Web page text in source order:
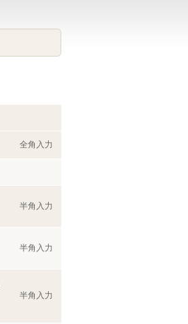
全角入力
半角入力
半角入力
半角入力